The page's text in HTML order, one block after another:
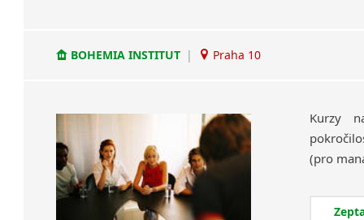
BOHEMIA INSTITUT | Praha 10
Kurzy